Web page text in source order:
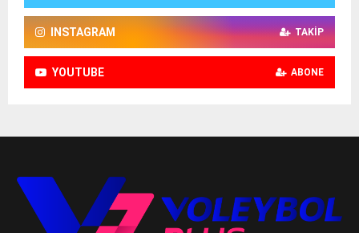
INSTAGRAM TAKIP
YOUTUBE ABONE